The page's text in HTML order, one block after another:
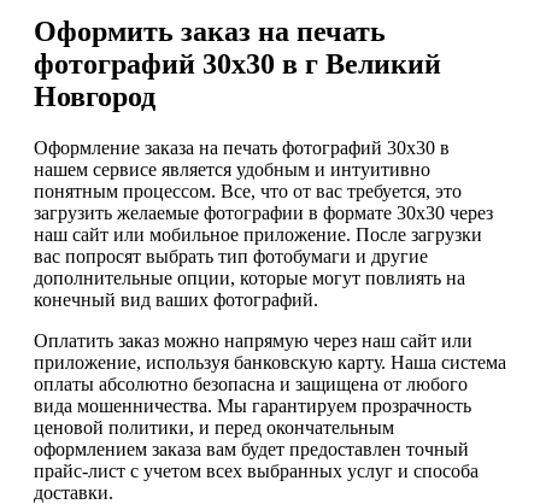
Оформить заказ на печать
фотографий 30х30 в г Великий
Новгород
Оформление заказа на печать фотографий 30х30 в
нашем сервисе является удобным и интуитивно
понятным процессом. Все, что от вас требуется, это
загрузить желаемые фотографии в формате 30x30 через
наш сайт или мобильное приложение. После загрузки
вас попросят выбрать тип фотобумаги и другие
дополнительные опции, которые могут повлиять на
конечный вид ваших фотографий.
Оплатить заказ можно напрямую через наш сайт или
приложение, используя банковскую карту. Наша система
оплаты абсолютно безопасна и защищена от любого
вида мошенничества. Мы гарантируем прозрачность
ценовой политики, и перед окончательным
оформлением заказа вам будет предоставлен точный
прайс-лист с учетом всех выбранных услуг и способа
доставки.